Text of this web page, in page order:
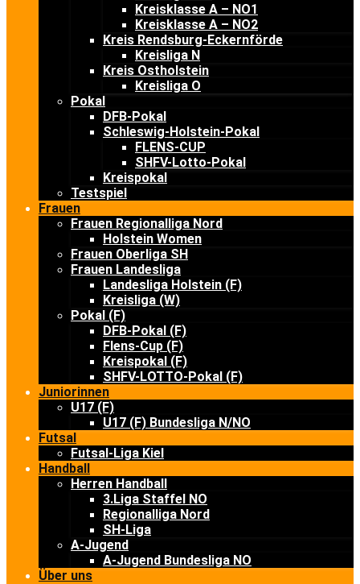
Kreisklasse A – NO1
Kreisklasse A – NO2
Kreis Rendsburg-Eckernförde
Kreisliga N
Kreis Ostholstein
Kreisliga O
Pokal
DFB-Pokal
Schleswig-Holstein-Pokal
FLENS-CUP
SHFV-Lotto-Pokal
Kreispokal
Testspiel
Frauen
Frauen Regionalliga Nord
Holstein Women
Frauen Oberliga SH
Frauen Landesliga
Landesliga Holstein (F)
Kreisliga (W)
Pokal (F)
DFB-Pokal (F)
Flens-Cup (F)
Kreispokal (F)
SHFV-LOTTO-Pokal (F)
Juniorinnen
U17 (F)
U17 (F) Bundesliga N/NO
Futsal
Futsal-Liga Kiel
Handball
Herren Handball
3.Liga Staffel NO
Regionalliga Nord
SH-Liga
A-Jugend
A-Jugend Bundesliga NO
Über uns